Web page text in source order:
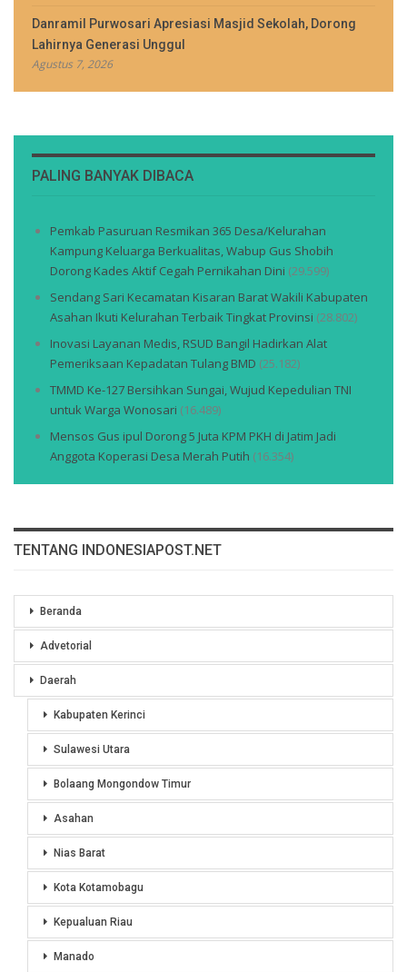
Danramil Purwosari Apresiasi Masjid Sekolah, Dorong
Lahirnya Generasi Unggul
Agustus 7, 2026
PALING BANYAK DIBACA
Pemkab Pasuruan Resmikan 365 Desa/Kelurahan
Kampung Keluarga Berkualitas, Wabup Gus Shobih
Dorong Kades Aktif Cegah Pernikahan Dini (29.599)
Sendang Sari Kecamatan Kisaran Barat Wakili Kabupaten
Asahan Ikuti Kelurahan Terbaik Tingkat Provinsi (28.802)
Inovasi Layanan Medis, RSUD Bangil Hadirkan Alat
Pemeriksaan Kepadatan Tulang BMD (25.182)
TMMD Ke-127 Bersihkan Sungai, Wujud Kepedulian TNI
untuk Warga Wonosari (16.489)
Mensos Gus ipul Dorong 5 Juta KPM PKH di Jatim Jadi
Anggota Koperasi Desa Merah Putih (16.354)
TENTANG INDONESIAPOST.NET
Beranda
Advetorial
Daerah
Kabupaten Kerinci
Sulawesi Utara
Bolaang Mongondow Timur
Asahan
Nias Barat
Kota Kotamobagu
Kepualuan Riau
Manado